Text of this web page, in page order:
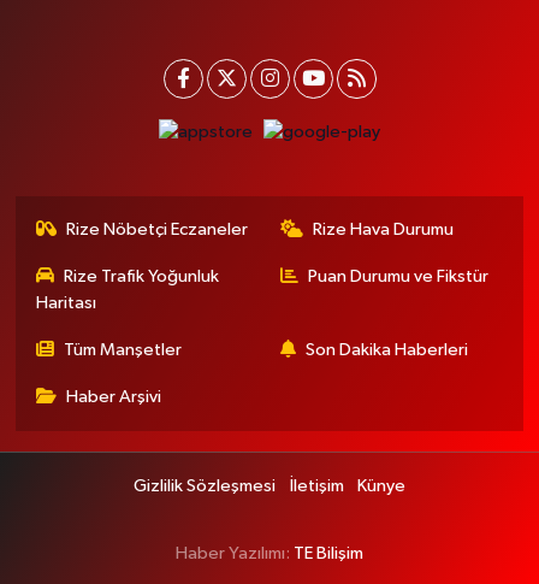
Rize Nöbetçi Eczaneler Rize Hava Durumu
Rize Trafik Yoğunluk
Haritası
Puan Durumu ve Fikstür
Tüm Manşetler Son Dakika Haberleri
Haber Arşivi
Gizlilik Sözleşmesi İletişim Künye
Haber Yazılımı: TE Bilişim